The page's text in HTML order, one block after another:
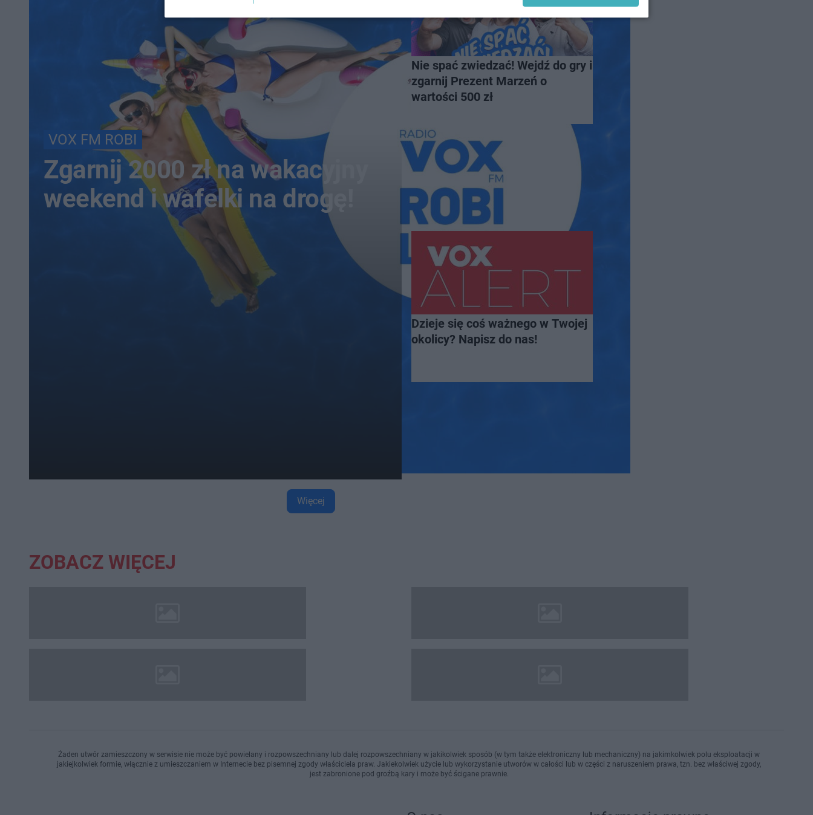
VOX FM ROBI
Zgarnij 2000 zł na wakacyjny
weekend i wafelki na drogę!
Nie spać zwiedzać! Wejdź do gry i
zgarnij Prezent Marzeń o
wartości 500 zł
Dzieje się coś ważnego w Twojej
okolicy? Napisz do nas!
Więcej
ZOBACZ WIĘCEJ
Żaden utwór zamieszczony w serwisie nie może być powielany i rozpowszechniany lub dalej rozpowszechniany w jakikolwiek sposób (w tym także elektroniczny lub mechaniczny) na jakimkolwiek polu eksploatacji w
jakiejkolwiek formie, włącznie z umieszczaniem w Internecie bez pisemnej zgody właściciela praw. Jakiekolwiek użycie lub wykorzystanie utworów w całości lub w części z naruszeniem prawa, tzn. bez właściwej zgody,
jest zabronione pod groźbą kary i może być ścigane prawnie.